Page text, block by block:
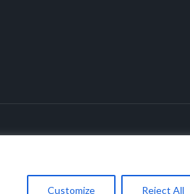
Customize Reject All